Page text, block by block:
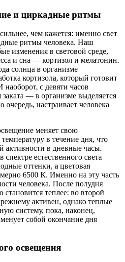
и циркадные ритмы
чем кажется: именно свет
ритмы человека. Наш
изменения в световой среде,
и сна — кортизол и мелатонин.
солнца в организме
кортизола, который готовит
с девяти часов
— в организме выделяется
настраивает человека
меняет свою
в течение дня, что
активности в дневные часы.
естественного света
оттенки, а цветовая
6500 К. Именно на эту часть
человека. После полудня
теплее: во второй
активен, однако теплые
систему, пока, наконец,
собой окончание дня
освещения